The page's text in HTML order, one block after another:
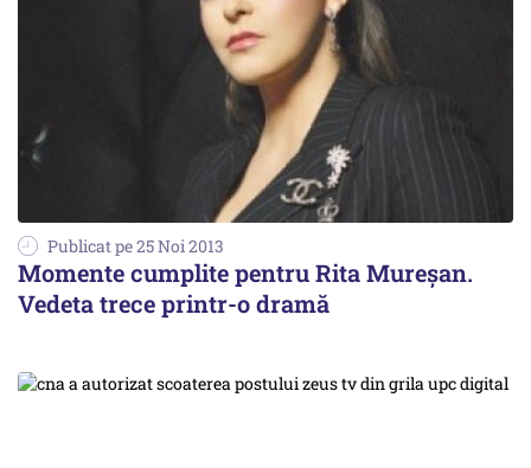
Publicat pe 25 Noi 2013
Momente cumplite pentru Rita Mureșan.
Vedeta trece printr-o dramă